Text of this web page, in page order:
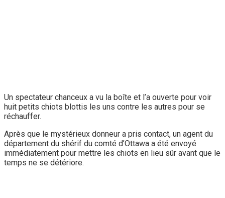
Un spectateur chanceux a vu la boîte et l’a ouverte pour voir
huit petits chiots blottis les uns contre les autres pour se
réchauffer.
Après que le mystérieux donneur a pris contact, un agent du
département du shérif du comté d’Ottawa a été envoyé
immédiatement pour mettre les chiots en lieu sûr avant que le
temps ne se détériore.